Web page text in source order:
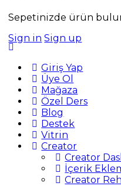
Sepetinizde ürün
Sign in Sign up
Giriş Yap
Üye Ol
Mağaza
Özel Ders
Blog
Destek
Vitrin
Creator
Creator
İçerik
Creator